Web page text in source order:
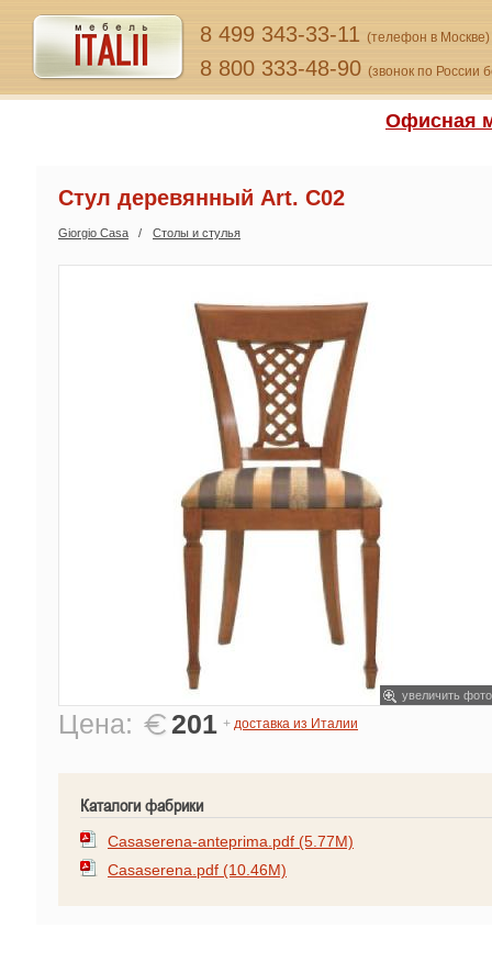
8 499 343-33-11 (телефон в Москве)
8 800 333-48-90 (звонок по России
Офисная
Стул деревянный Art. C02
Giorgio Сasa Столы и стулья
увеличить фото
Цена: 201 + доставка из Италии
Каталоги фабрики
Casaserena-anteprima.pdf (5.77M)
Casaserena.pdf (10.46M)